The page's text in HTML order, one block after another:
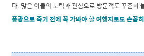
다. 많은 이들의 노력과 관심으로 방문객도 꾸준히
풍광으로 죽기 전에 꼭 가봐야 할 여행지로도 손꼽